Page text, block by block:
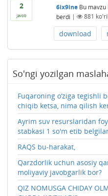
2
javob
6ix9ine Bu mavzu
berdi | 881
download
So'ngi yozilgan
Fuqaroning o‘ziga tegishli
chiqib ketsa, nima qilish
Ayrim suv resurslaridan
stabkasi 1 so'm etib
RAQS bu-harakat,
Qarzdorlik uchun asosiy
moliyaviy javobgarlik bor?
QIZ NOMUSGA CHIDAY